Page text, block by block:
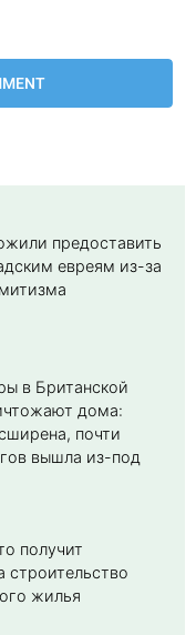
предоставить
евреям из-за
в Британской
дома:
почти
вышла из-под
получит
строительство
жилья